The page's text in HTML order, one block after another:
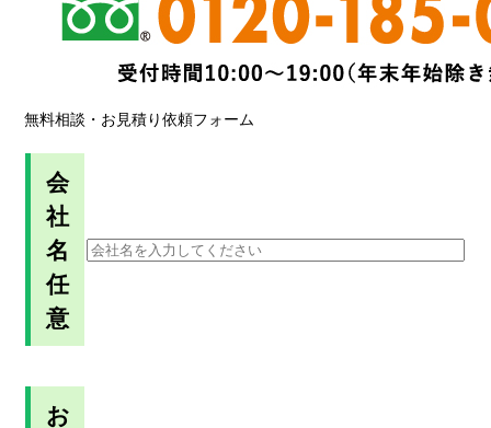
無料相談・お見積り依頼フォーム
会
社
名
任
意
お